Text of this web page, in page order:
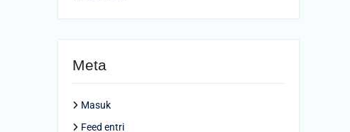
Meta
Masuk
Feed entri